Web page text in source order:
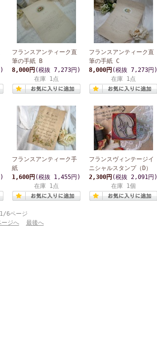
フランスアンティーク直
筆の手紙 B
8,000円 (税抜 7,273円)
在庫 1点
フランスアンティーク直
筆の手紙 C
8,000円 (税抜 7,273円)
在庫 1点
フランスアンティーク手
紙
1,600円 (税抜 1,455円)
在庫 1点
フランスヴィンテージイ
ニシャルスタンプ（D）
2,300円 (税抜 2,091円)
在庫 1個
6ページ
ージへ 最後へ